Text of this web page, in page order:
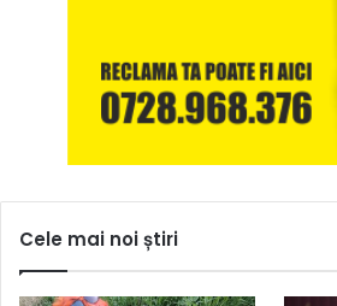
Cele mai noi știri